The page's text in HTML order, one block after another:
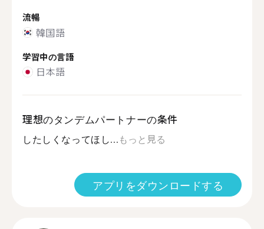
流暢
韓国語
学習中の言語
日本語
理想のタンデムパートナーの条件
したしくなってほし...もっと見る
アプリをダウンロードする